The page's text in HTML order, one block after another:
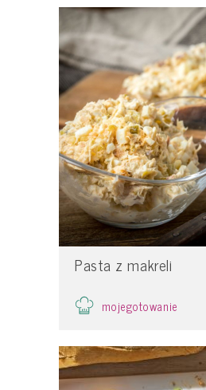
Pasta z makreli
mojegotowanie